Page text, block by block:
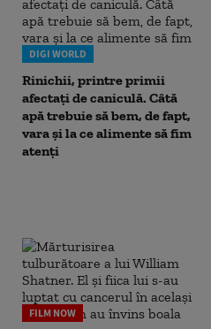
DIGI WORLD
Rinichii, printre primii
afectați de caniculă. Câtă
apă trebuie să bem, de fapt,
vara și la ce alimente să fim
atenți
FILM NOW